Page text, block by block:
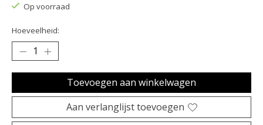
Op voorraad
Hoeveelheid:
Toevoegen aan winkelwagen
Aan verlanglijst toevoegen